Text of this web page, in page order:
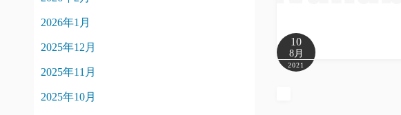
10
8月
2021
2026年1月
2025年12月
2025年11月
2025年10月